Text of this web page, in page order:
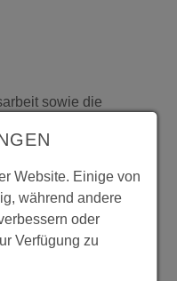
sowie die
den Menschen und
beruflichen Ziele, die
anstreben, im Alltag
der
Vermittlung in
fördern wir eine
Website. Einige von
während andere
oder
Verfügung zu